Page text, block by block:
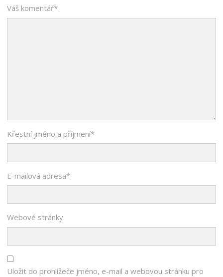
Váš komentář*
Křestní jméno a příjmení*
E-mailová adresa*
Webové stránky
Uložit do prohlížeče jméno, e-mail a webovou stránku pro